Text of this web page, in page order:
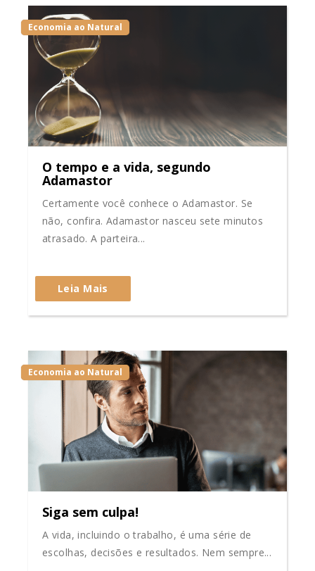
Economia ao Natural
O tempo e a vida, segundo
Adamastor
Certamente você conhece o Adamastor. Se
não, confira. Adamastor nasceu sete minutos
atrasado. A parteira...
Leia Mais
Economia ao Natural
Siga sem culpa!
A vida, incluindo o trabalho, é uma série de
escolhas, decisões e resultados. Nem sempre...